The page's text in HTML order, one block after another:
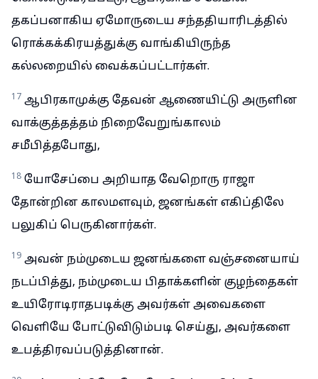
தகப்பனாகிய ஏமோருடைய சந்ததியாரிடத்தில்
ரொக்கக்கிரயத்துக்கு வாங்கியிருந்த
கல்லறையில் வைக்கப்பட்டார்கள்.
17 ஆபிரகாமுக்கு தேவன் ஆணையிட்டு அருளின
வாக்குத்தத்தம் நிறைவேறுங்காலம்
சமீபித்தபோது,
18 யோசேப்பை அறியாத வேறொரு ராஜா
தோன்றின காலமளவும், ஜனங்கள் எகிப்திலே
பலுகிப் பெருகினார்கள்.
19 அவன் நம்முடைய ஜனங்களை வஞ்சனையாய்
நடப்பித்து, நம்முடைய பிதாக்களின் குழந்தைகள்
உயிரோடிராதபடிக்கு அவர்கள் அவைகளை
வெளியே போட்டுவிடும்படி செய்து, அவர்களை
உபத்திரவப்படுத்தினான்.